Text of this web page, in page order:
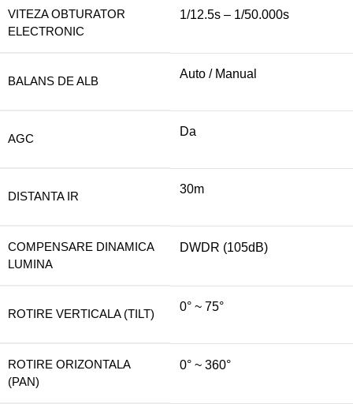
VITEZA OBTURATOR
ELECTRONIC
1/12.5s – 1/50.000s
BALANS DE ALB
Auto / Manual
AGC
Da
DISTANTA IR
30m
COMPENSARE DINAMICA
LUMINA
DWDR (105dB)
ROTIRE VERTICALA (TILT)
0° ~ 75°
ROTIRE ORIZONTALA
(PAN)
0° ~ 360°